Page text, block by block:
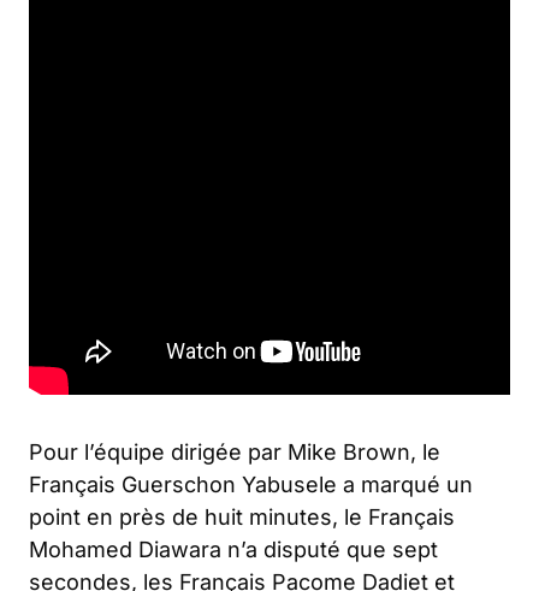
Pour l’équipe dirigée par Mike Brown, le
Français Guerschon Yabusele a marqué un
point en près de huit minutes, le Français
Mohamed Diawara n’a disputé que sept
secondes, les Français Pacome Dadiet et